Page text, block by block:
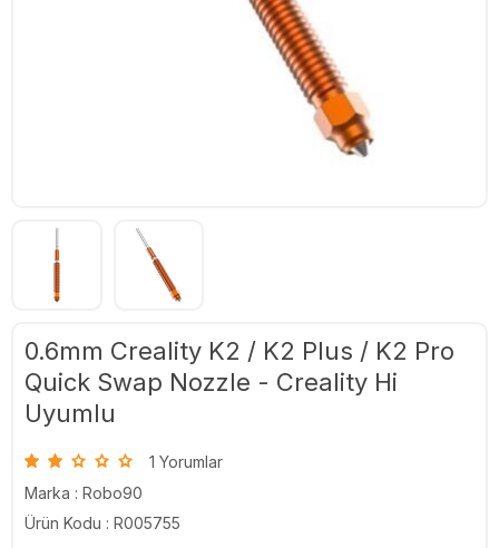
0.6mm Creality K2 / K2 Plus / K2 Pro
Quick Swap Nozzle - Creality Hi
Uyumlu
1 Yorumlar
Marka : Robo90
Ürün Kodu : R005755